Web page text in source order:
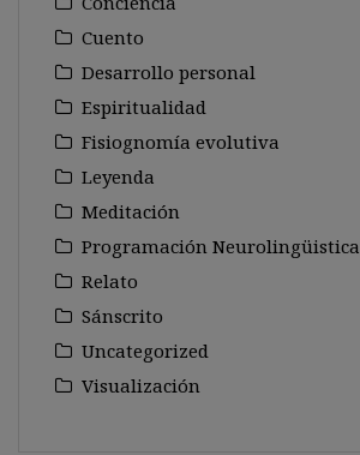
Cuento
Desarrollo personal
Espiritualidad
Fisiognomía evolutiva
Leyenda
Meditación
Programación Neurolingüistica
Relato
Sánscrito
Uncategorized
Visualización